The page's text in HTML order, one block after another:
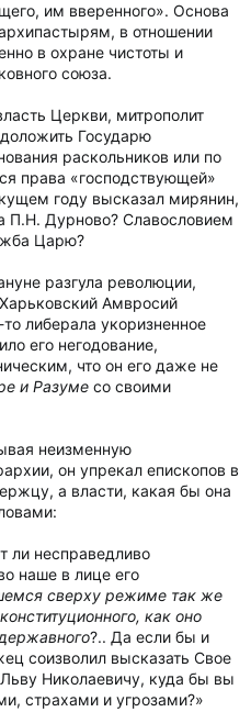
им вверенного». Основа
в отношении
в охране чистоты и
союза.
Церкви, митрополит
Государю
раскольников или по
права «господствующей»
году высказал мирянин,
П.Н. Дурново? Славословием
Царю?
разгула революции,
Амвросий
либерала укоризненное
его негодование,
что он его даже не
и Разуме со своими
неизменную
он упрекал епископов в
а власти, какая бы она
ли несправедливо
наше в лице его
сверху режиме так же
как оно
?.. Да если бы и
соизволил высказать Свое
Николаевичу, куда бы вы
страхами и угрозами?»